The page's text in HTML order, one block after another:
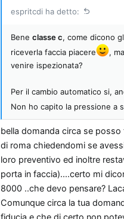
espritcdi ha detto:
Bene classe c, come dicono
riceverla faccia piacere
,
venire ispezionata?
Per il cambio automatico si,
Non ho capito la pressione a
bella domanda circa se
di roma chiedendomi se
loro preventivo ed inoltre
porta in faccia)....certo mi
8000 ..che devo pensare?
Comunque circa la tua